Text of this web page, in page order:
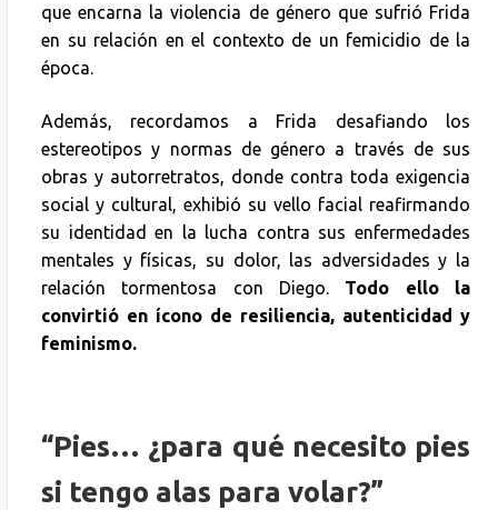
que encarna la violencia de género que sufrió Frida
en su relación en el contexto de un femicidio de la
época.
Además, recordamos a Frida desafiando los
estereotipos y normas de género a través de sus
obras y autorretratos, donde contra toda exigencia
social y cultural, exhibió su vello facial reafirmando
su identidad en la lucha contra sus enfermedades
mentales y físicas, su dolor, las adversidades y la
relación tormentosa con Diego. Todo ello la
convirtió en ícono de resiliencia, autenticidad y
feminismo.
“Pies… ¿para qué necesito pies
si tengo alas para volar?”